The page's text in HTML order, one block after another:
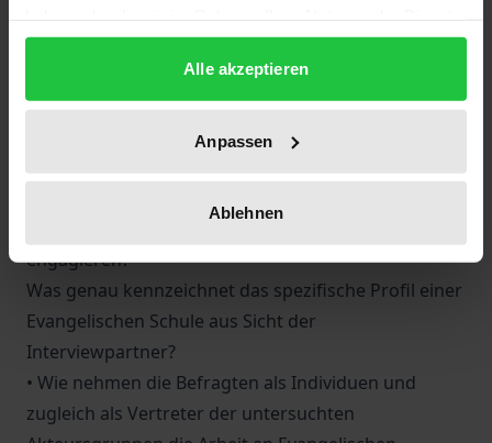
gesammelt haben.
Alle akzeptieren
Anpassen
Ablehnen
Untersuchung sind dabei:
• Aus welchen Motiven entscheidet sich ein Lehrer
oder Pastor während seiner beruflichen Laufbahn,
die Leitung einer Evangelischen Schule in freier
engagieren?
Was genau kennzeichnet das spezifische Profil einer
Evangelischen Schule aus Sicht der
Interviewpartner?
• Wie nehmen die Befragten als Individuen und
zugleich als Vertreter der untersuchten